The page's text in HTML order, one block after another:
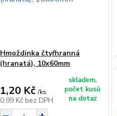
Hmoždinka čtyřhranná
(hranatá), 10x60mm
1,20 Kč /ks
0,99 Kč bez DPH
skladem,
počet kusů
na dotaz